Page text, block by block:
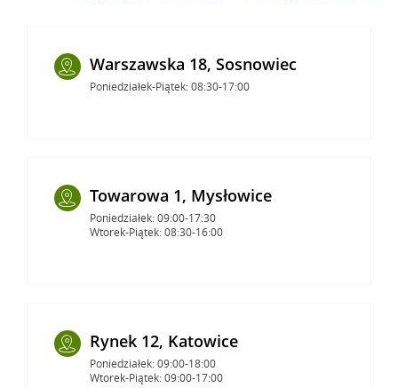
Warszawska 18, Sosnowiec
Poniedziałek-Piątek: 08:30-17:00
Towarowa 1, Mysłowice
Poniedziałek: 09:00-17:30
Wtorek-Piątek: 08:30-16:00
Rynek 12, Katowice
Poniedziałek: 09:00-18:00
Wtorek-Piątek: 09:00-17:00